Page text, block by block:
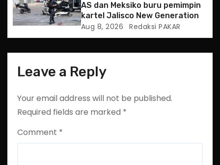
AS dan Meksiko buru pemimpin
kartel Jalisco New Generation
Aug 8, 2026 Redaksi PAKAR
Leave a Reply
Your email address will not be published.
Required fields are marked *
Comment *